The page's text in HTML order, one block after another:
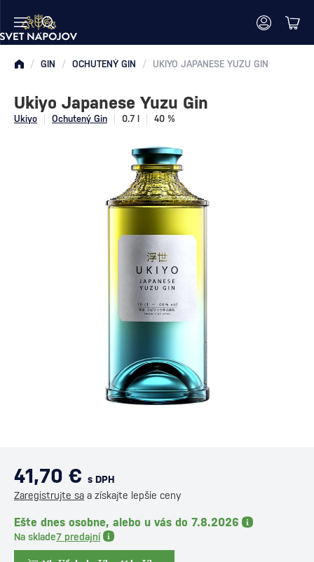
/ GIN / OCHUTENÝ GIN / UKIYO JAPANESE YUZU GIN
Ukiyo Ochutený Gin 0.7 l 40 %
Ukiyo Japanese Yuzu Gin
41,70 € s DPH
Zaregistrujte sa a získajte lepšie ceny
Ešte dnes osobne, alebo u vás do 7.8.2026
Na sklade7 predajní